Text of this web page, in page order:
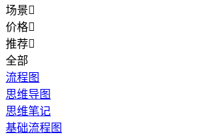
场景
价格
推荐
全部
流程图
思维导图
思维笔记
基础流程图